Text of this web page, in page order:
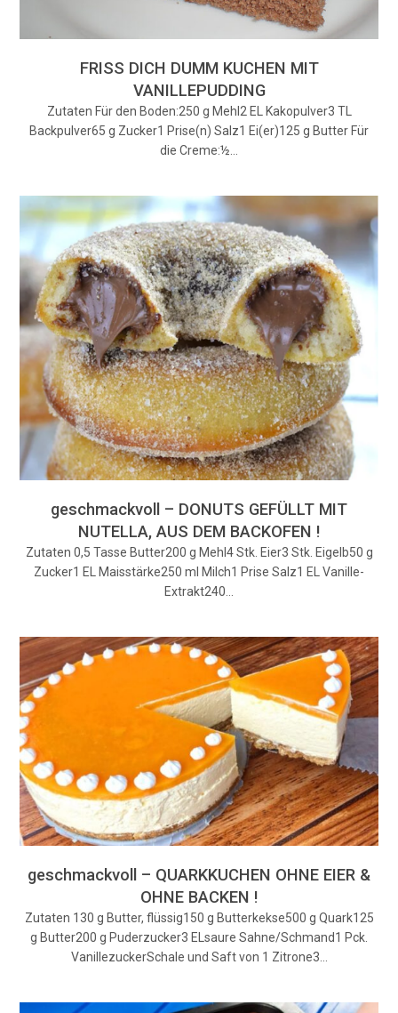
FRISS DICH DUMM KUCHEN MIT
VANILLEPUDDING
Zutaten Für den Boden:250 g Mehl2 EL Kakopulver3 TL
Backpulver65 g Zucker1 Prise(n) Salz1 Ei(er)125 g Butter Für
die Creme:½…
geschmackvoll – DONUTS GEFÜLLT MIT
NUTELLA, AUS DEM BACKOFEN !
Zutaten 0,5 Tasse Butter200 g Mehl4 Stk. Eier3 Stk. Eigelb50 g
Zucker1 EL Maisstärke250 ml Milch1 Prise Salz1 EL Vanille-
Extrakt240…
geschmackvoll – QUARKKUCHEN OHNE EIER &
OHNE BACKEN !
Zutaten 130 g Butter, flüssig150 g Butterkekse500 g Quark125
g Butter200 g Puderzucker3 ELsaure Sahne/Schmand1 Pck.
VanillezuckerSchale und Saft von 1 Zitrone3…